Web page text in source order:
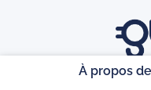
À propos